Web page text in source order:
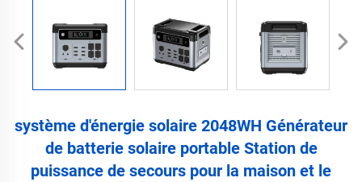
système d'énergie solaire 2048WH Générateur
de batterie solaire portable Station de
puissance de secours pour la maison et le